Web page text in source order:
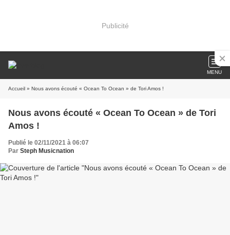
Publicité
MENU
Accueil » Nous avons écouté « Ocean To Ocean » de Tori Amos !
Nous avons écouté « Ocean To Ocean » de Tori
Amos !
Publié le 02/11/2021 à 06:07
Par Steph Musicnation